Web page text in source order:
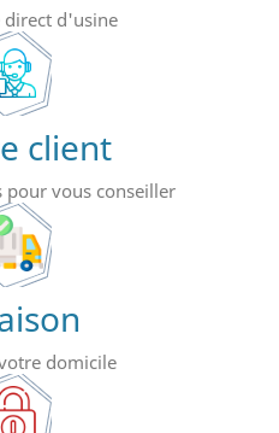
direct d'usine
client
pour vous conseiller
domicile